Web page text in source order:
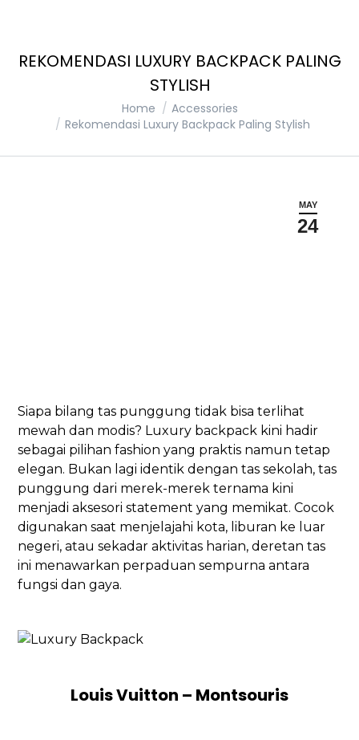
REKOMENDASI LUXURY BACKPACK PALING
STYLISH
Home
Accessories
Rekomendasi Luxury Backpack Paling Stylish
MAY
24
Siapa bilang tas punggung tidak bisa terlihat
mewah dan modis? Luxury backpack kini hadir
sebagai pilihan fashion yang praktis namun tetap
elegan. Bukan lagi identik dengan tas sekolah, tas
punggung dari merek-merek ternama kini
menjadi aksesori statement yang memikat. Cocok
digunakan saat menjelajahi kota, liburan ke luar
negeri, atau sekadar aktivitas harian, deretan tas
ini menawarkan perpaduan sempurna antara
fungsi dan gaya.
Louis Vuitton – Montsouris